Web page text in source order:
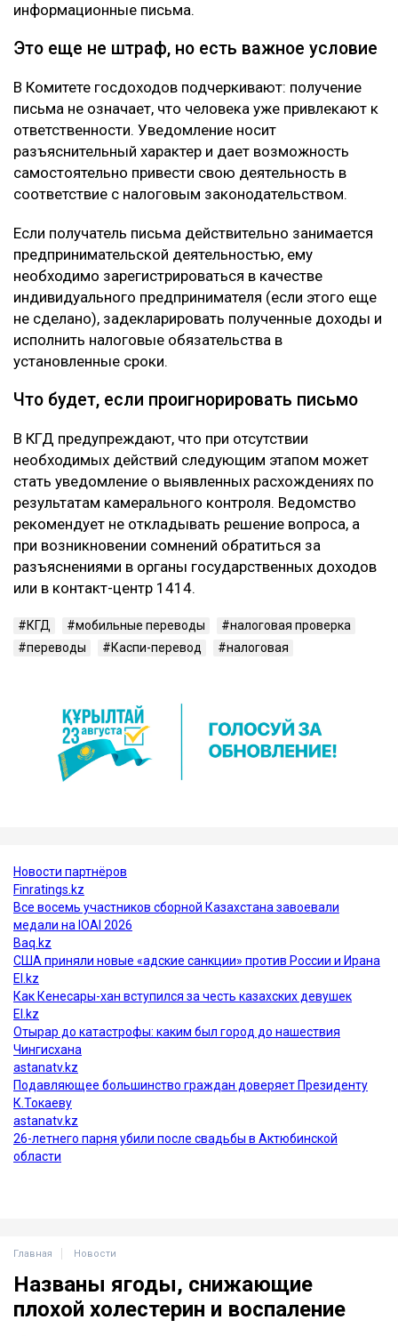
информационные письма.
Это еще не штраф, но есть важное условие
В Комитете госдоходов подчеркивают: получение
письма не означает, что человека уже привлекают к
ответственности. Уведомление носит
разъяснительный характер и дает возможность
самостоятельно привести свою деятельность в
соответствие с налоговым законодательством.
Если получатель письма действительно занимается
предпринимательской деятельностью, ему
необходимо зарегистрироваться в качестве
индивидуального предпринимателя (если этого еще
не сделано), задекларировать полученные доходы и
исполнить налоговые обязательства в
установленные сроки.
Что будет, если проигнорировать письмо
В КГД предупреждают, что при отсутствии
необходимых действий следующим этапом может
стать уведомление о выявленных расхождениях по
результатам камерального контроля. Ведомство
рекомендует не откладывать решение вопроса, а
при возникновении сомнений обратиться за
разъяснениями в органы государственных доходов
или в контакт-центр 1414.
КГД мобильные переводы
налоговая проверка
переводы
Каспи-перевод налоговая